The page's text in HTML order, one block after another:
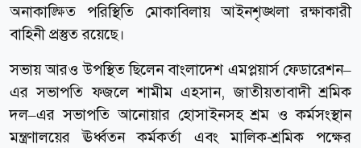
অনাকাঙ্ক্ষিত পরিস্থিতি মোকাবিলায় আইনশৃঙ্খলা রক্ষাকারী
বাহিনী প্রস্তুত রয়েছে।
সভায় আরও উপস্থিত ছিলেন বাংলাদেশ এমপ্লয়ার্স ফেডারেশন–
এর সভাপতি ফজলে শামীম এহসান, জাতীয়তাবাদী শ্রমিক
দল–এর সভাপতি আনোয়ার হোসাইনসহ শ্রম ও কর্মসংস্থান
মন্ত্রণালয়ের ঊর্ধ্বতন কর্মকর্তা এবং মালিক-শ্রমিক পক্ষের